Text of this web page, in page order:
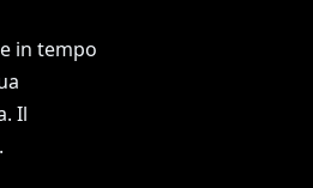
in tempo
Il